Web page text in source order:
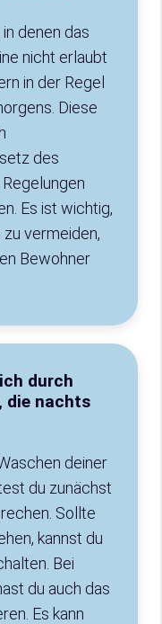
denen das
nicht erlaubt
in der Regel
Diese
des
Es ist wichtig,
vermeiden,
Bewohner
durch
die nachts
deiner
du zunächst
Sollte
kannst du
Bei
du auch das
Es kann